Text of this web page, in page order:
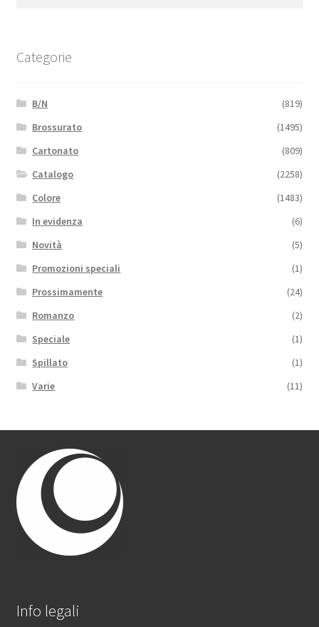
Categorie
B/N
(819)
Brossurato
(1495)
Cartonato
(809)
Catalogo
(2258)
Colore
(1483)
In evidenza
(6)
Novità
(5)
Promozioni speciali
(1)
Prossimamente
(24)
Romanzo
(2)
Speciale
(1)
Spillato
(1)
Varie
(11)
Info legali